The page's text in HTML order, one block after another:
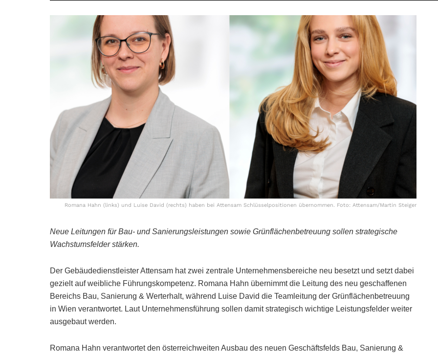
Romana Hahn (links) und Luise David (rechts) haben bei Attensam Schlüsselpositionen übernommen. Foto: Attensam/Martin Steiger
Neue Leitungen für Bau- und Sanierungsleistungen sowie Grünflächenbetreuung sollen strategische
Wachstumsfelder stärken.
Der Gebäudedienstleister Attensam hat zwei zentrale Unternehmensbereiche neu besetzt und setzt dabei
gezielt auf weibliche Führungskompetenz. Romana Hahn übernimmt die Leitung des neu geschaffenen
Bereichs Bau, Sanierung & Werterhalt, während Luise David die Teamleitung der Grünflächenbetreuung
in Wien verantwortet. Laut Unternehmensführung sollen damit strategisch wichtige Leistungsfelder weiter
ausgebaut werden.
Romana Hahn verantwortet den österreichweiten Ausbau des neuen Geschäftsfelds Bau, Sanierung &